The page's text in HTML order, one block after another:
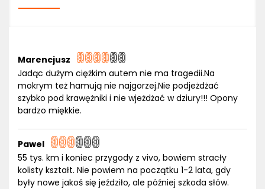
Marencjusz
Jadąc dużym ciężkim autem nie ma tragedii.Na
mokrym też hamują nie najgorzej.Nie podjeżdżać
szybko pod krawężniki i nie wjeżdżać w dziury!!! Opony
bardzo miękkie.
Pawel
55 tys. km i koniec przygody z vivo, bowiem stracły
kolisty kształt. Nie powiem na początku 1-2 lata, gdy
były nowe jakoś się jeździło, ale później szkoda słów.